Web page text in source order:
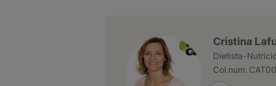
Cristina
Dietista-
Col.num: